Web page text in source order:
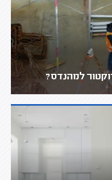
למהנדס?